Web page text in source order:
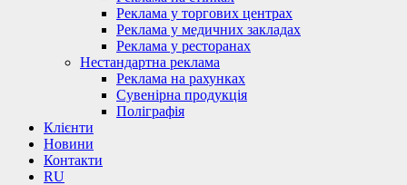
Реклама у торгових центрах
Реклама у медичних закладах
Реклама у ресторанах
Нестандартна реклама
Реклама на рахунках
Сувенірна продукція
Поліграфія
Клієнти
Новини
Контакти
RU